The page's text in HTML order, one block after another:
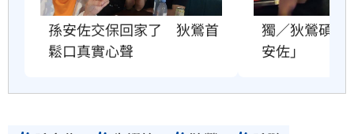
孫安佐交保回家了　狄鶯首
鬆口真實心聲
獨／狄鶯碩士
安佐」